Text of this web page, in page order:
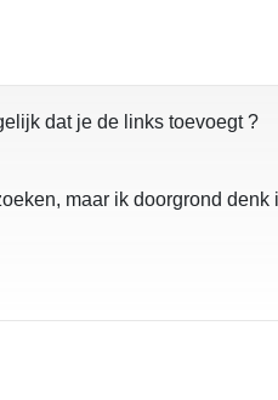
dat je de links toevoegt ?
maar ik doorgrond